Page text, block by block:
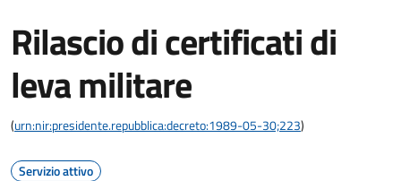
Rilascio di certificati di
leva militare
(urn:nir:presidente.repubblica:decreto:1989-05-30;223)
Servizio attivo